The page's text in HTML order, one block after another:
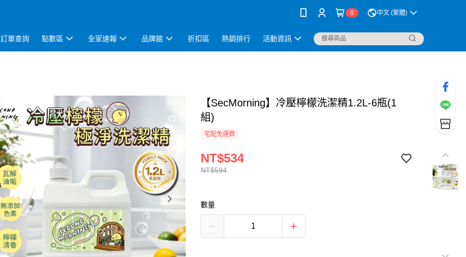
0 中文 (繁體)
訂單查詢 點數區 全家速報 品牌館 折扣區 熱銷排行 活動資訊
【SecMorning】冷壓檸檬洗潔精1.2L-6瓶(1
組)
宅配免運費
NT$594
NT$534
數量